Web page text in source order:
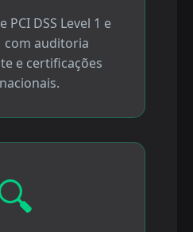
DSS Level 1 e
com auditoria
e certificações